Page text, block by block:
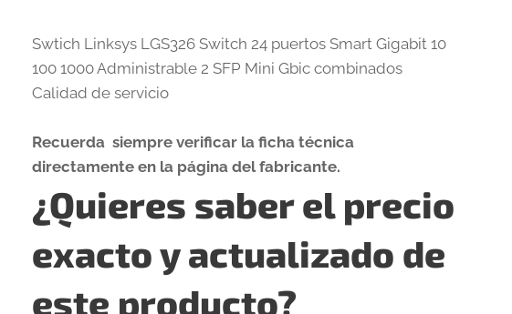
Swtich Linksys LGS326 Switch 24 puertos Smart Gigabit 10
100 1000 Administrable 2 SFP Mini Gbic combinados
Calidad de servicio
Recuerda siempre verificar la ficha técnica
directamente en la página del fabricante.
¿Quieres saber el precio
exacto y actualizado de
este producto?